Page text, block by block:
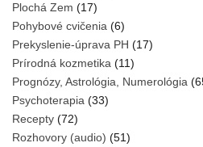
Plochá Zem (17)
Pohybové cvičenia (6)
Prekyslenie-úprava PH (17)
Prírodná kozmetika (11)
Prognózy, Astrológia, Numerológia
Psychoterapia (33)
Recepty (72)
Rozhovory (audio) (51)